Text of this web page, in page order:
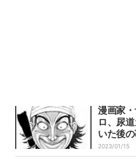
漫画家
ロ、尿
いた後
は地獄だ
2023/01/15